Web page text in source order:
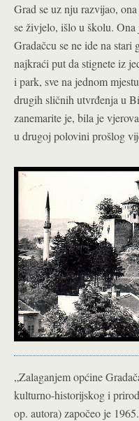
Grad se uz nju razvijao,
se živjelo, išlo u školu.
Gradačcu se ne ide na stari
najkraći put da stignete iz
i park, sve na jednom
drugih sličnih utvrđenja u
zanemarite je, bila je
u drugoj polovini prošlog
„Zalaganjem općine
kulturno-historijskog i
op. autora) započeo je